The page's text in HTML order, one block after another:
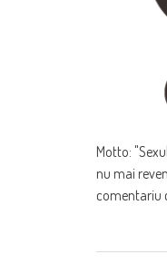
Motto:
nu mai
comentariu